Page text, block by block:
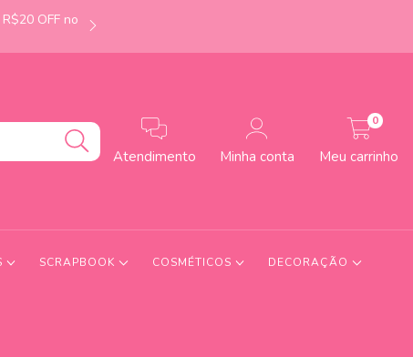
OFF no
Atendimento Minha conta Meu carrinho
0
SCRAPBOOK COSMÉTICOS DECORAÇÃO